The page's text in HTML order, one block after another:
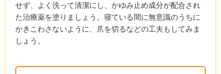
せず、よく洗って清潔にし、かゆみ止め成分が配合され
た治療薬を塗りましょう。寝ている間に無意識のうちに
かきこわさないように、爪を切るなどの工夫もしてみま
しょう。